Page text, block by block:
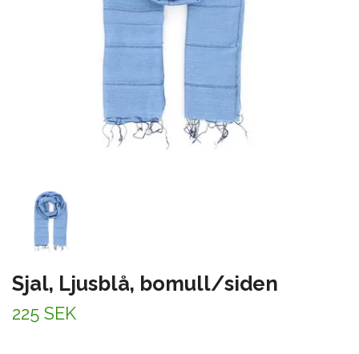
Sjal, Ljusblå, bomull/siden
225 SEK